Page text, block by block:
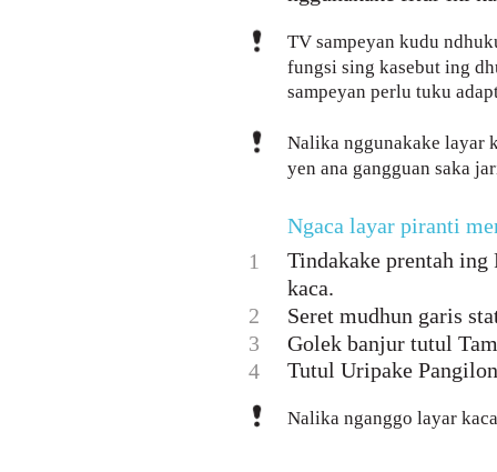
TV sampeyan kudu
fungsi sing kasebut ing
sampeyan perlu tuku
Nalika nggunakake layar
yen ana gangguan saka
Ngaca layar piranti
1
Tindakake prentah ing
kaca.
2
Seret mudhun garis
3
Golek banjur tutul
4
Tutul Uripake
Nalika nganggo layar